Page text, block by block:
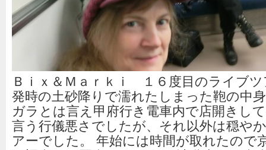
Ｂｉｘ＆Ｍａｒｋｉ １６度目のライブ
発時の土砂降りで濡れたしまった鞄の中
ガラとは言え甲府行き電車内で店開きし
言う行儀悪さでしたが、それ以外は穏や
アーでした。 年始には時間が取れたので